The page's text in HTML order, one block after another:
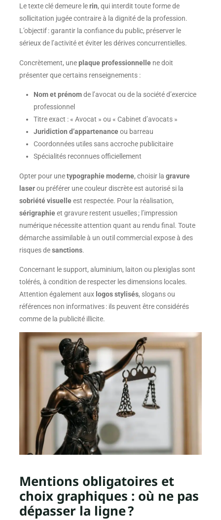
Le texte clé demeure lerin, qui interdit toute forme de
sollicitation jugée contraire à la dignité de la profession.
L’objectif : garantir la confiance du public, préserver le
sérieux de l’activité et éviter les dérives concurrentielles.
Concrètement, uneplaque professionnellene doit
présenter que certains renseignements :
Nom et prénomde l’avocat ou de la société d’exercice
professionnel
Titre exact : « Avocat » ou « Cabinet d’avocats »
Juridiction d’appartenanceou barreau
Coordonnées utiles sans accroche publicitaire
Spécialités reconnues officiellement
Opter pour unetypographie moderne, choisir la gravure
laserou préférer une couleur discrète est autorisé si la
sobriété visuelleest respectée. Pour la réalisation,
sérigraphieet gravure restent usuelles ; l’impression
numérique nécessite attention quant au rendu final. Toute
démarche assimilable à un outil commercial expose à des
risques desanctions.
Concernant le support, aluminium, laiton ou plexiglas sont
tolérés, à condition de respecter les dimensions locales.
Attention également aux logos stylisés, slogans ou
références non informatives : ils peuvent être considérés
comme de la publicité illicite.
Mentions obligatoires et
choix graphiques : où ne pas
dépasser la ligne ?